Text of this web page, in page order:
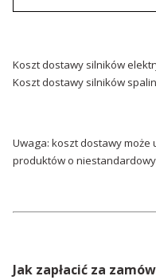
Koszt dostawy silników
Koszt dostawy silników
Uwaga: koszt dostawy
produktów o
Jak zapłacić za